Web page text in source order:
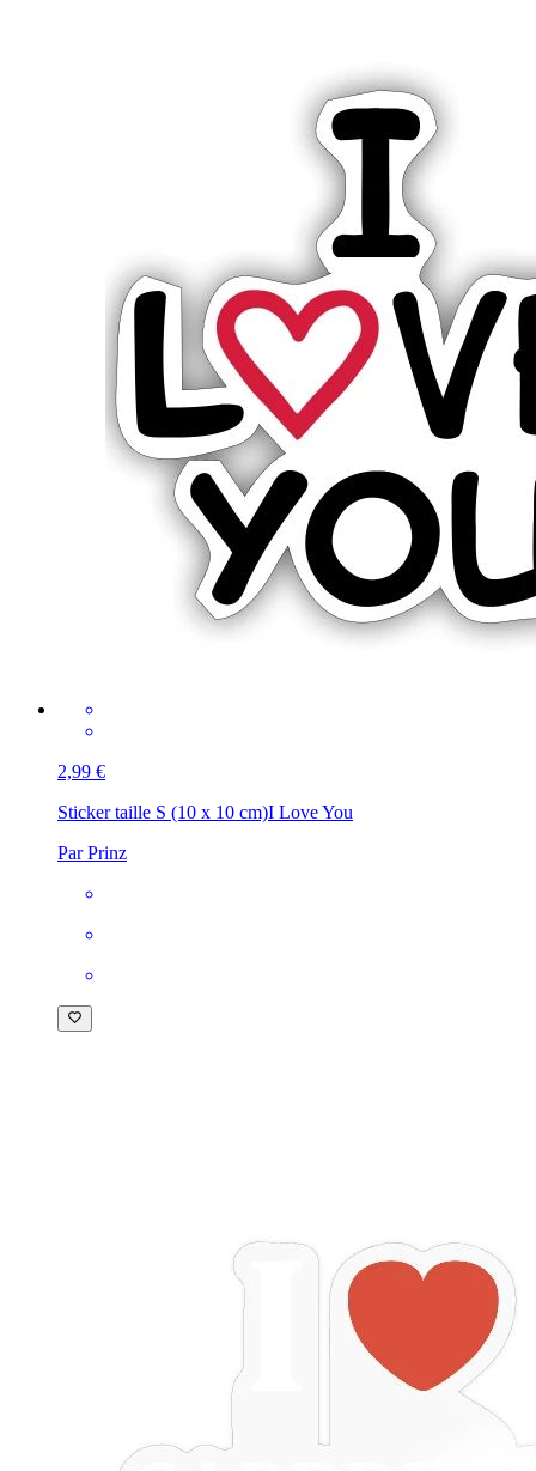
2,99 €
Sticker taille S (10 x 10 cm)I Love You
Par Prinz